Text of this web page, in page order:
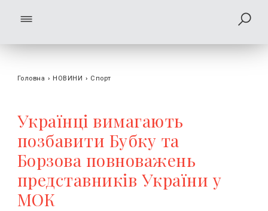
Головна › НОВИНИ › Спорт
Українці вимагають
позбавити Бубку та
Борзова повноважень
представників України у
МОК